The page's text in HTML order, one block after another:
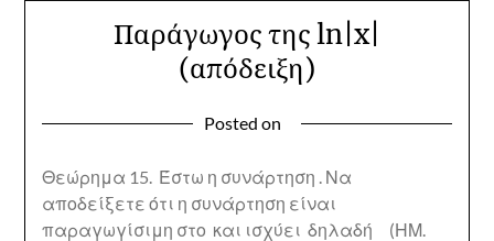
Παράγωγος της ln|x|
(απόδειξη)
Posted on
Θεώρημα 15. Έστω η συνάρτηση . Να
αποδείξετε ότι η συνάρτηση είναι
παραγωγίσιμη στο και ισχύει δηλαδή (ΗΜ.